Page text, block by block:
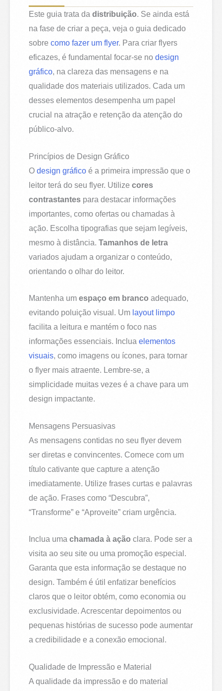
Este guia trata dadistribuição. Se ainda está
na fase de criar a peça, veja o guia dedicado
sobrecomo fazer um flyer. Para criar flyers
eficazes, é fundamental focar-se nodesign
gráfico, na clareza das mensagens e na
qualidade dos materiais utilizados. Cada um
desses elementos desempenha um papel
crucial na atração e retenção da atenção do
público-alvo.
Princípios de Design Gráfico
Odesign gráfico é a primeira impressão que o
leitor terá do seu flyer. Utilizecores
contrastantes para destacar informações
importantes, como ofertas ou chamadas à
ação. Escolha tipografias que sejam legíveis,
mesmo à distância.Tamanhos de letra
variados ajudam a organizar o conteúdo,
orientando o olhar do leitor.
Mantenha umespaço em branco adequado,
evitando poluição visual. Um layout limpo
facilita a leitura e mantém o foco nas
informações essenciais. Incluaelementos
visuais, como imagens ou ícones, para tornar
o flyer mais atraente. Lembre-se, a
simplicidade muitas vezes é a chave para um
design impactante.
Mensagens Persuasivas
As mensagens contidas no seu flyer devem
ser diretas e convincentes. Comece com um
título cativante que capture a atenção
imediatamente. Utilize frases curtas e palavras
de ação. Frases como “Descubra”,
“Transforme” e “Aproveite” criam urgência.
Inclua umachamada à ação clara. Pode ser a
visita ao seu site ou uma promoção especial.
Garanta que esta informação se destaque no
design. Também é útil enfatizar benefícios
claros que o leitor obtém, como economia ou
exclusividade. Acrescentar depoimentos ou
pequenas histórias de sucesso pode aumentar
a credibilidade e a conexão emocional.
Qualidade de Impressão e Material
A qualidade da impressão e do material